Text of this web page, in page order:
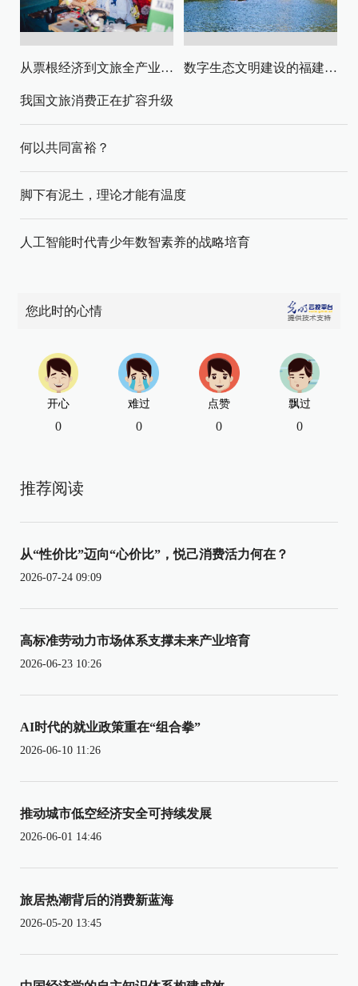
从票根经济到文旅全产业链升级 数字生态文明建设的福建路径与启示
我国文旅消费正在扩容升级
何以共同富裕？
脚下有泥土，理论才能有温度
人工智能时代青少年数智素养的战略培育
您此时的心情
开心
0
难过
0
点赞
0
飘过
0
推荐阅读
从“性价比”迈向“心价比”，悦己消费活力何在？
2026-07-24 09:09
高标准劳动力市场体系支撑未来产业培育
2026-06-23 10:26
AI时代的就业政策重在“组合拳”
2026-06-10 11:26
推动城市低空经济安全可持续发展
2026-06-01 14:46
旅居热潮背后的消费新蓝海
2026-05-20 13:45